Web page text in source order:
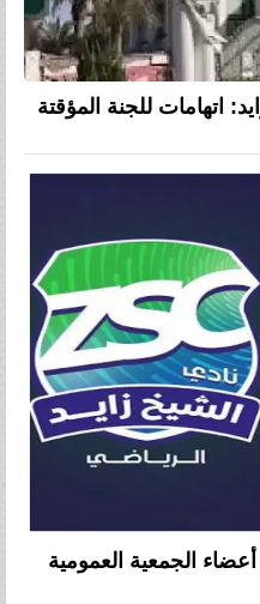
اتهامات للجنة المؤقتة
الجمعية العمومية